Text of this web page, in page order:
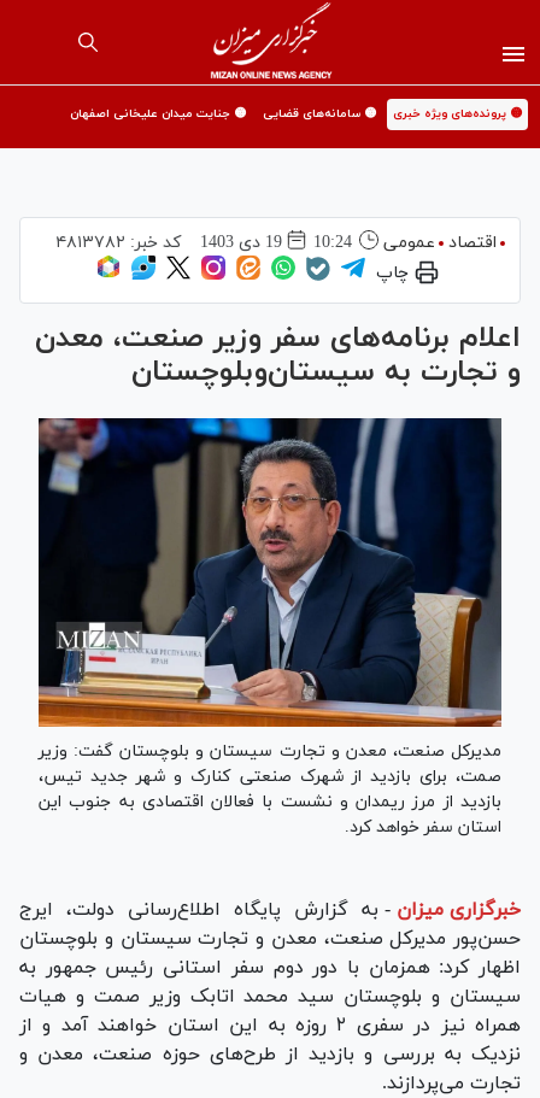
🟡 پرونده‌های ویژه خبری 🟡 سامانه‌های قضایی 🟡 جنایت میدان علیخانی اصفهان
اقتصاد عمومی 10:24 19 دی 1403 کد خبر: ۴۸۱۳۷۸۲
چاپ
اعلام برنامه‌های سفر وزیر صنعت، معدن
و تجارت به سیستان‌وبلوچستان
مدیرکل صنعت، معدن و تجارت سیستان و بلوچستان گفت: وزیر
صمت، برای بازدید از شهرک صنعتی کنارک و شهر جدید تیس،
بازدید از مرز ریمدان و نشست با فعالان اقتصادی به جنوب این
استان سفر خواهد کرد.
خبرگزاری میزان - به گزارش پایگاه اطلاع‌رسانی دولت، ایرج
حسن‌پور مدیرکل صنعت، معدن و تجارت سیستان و بلوچستان
اظهار کرد: همزمان با دور دوم سفر استانی رئیس جمهور به
سیستان و بلوچستان سید محمد اتابک وزیر صمت و هیات
همراه نیز در سفری ۲ روزه به این استان خواهند آمد و از
نزدیک به بررسی و بازدید از طرح‌های حوزه صنعت، معدن و
تجارت می‌پردازند.